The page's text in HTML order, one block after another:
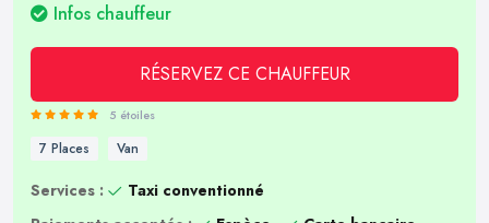
Infos chauffeur
RÉSERVEZ CE CHAUFFEUR
5 étoiles
7 Places Van
Services :
Taxi conventionné